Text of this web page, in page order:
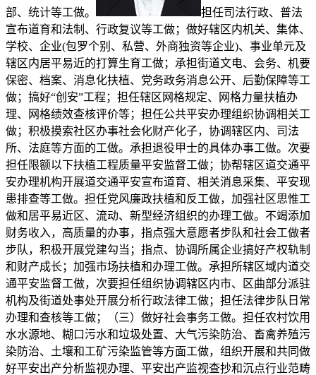
部、统计等工做。
担任司法行政、普法
宣布道育和法制、行政复议等工做；做好辖区内机关、集体、
学校、企业(包罗个别、私营、外商独资等企业)、事业单元及
辖区内居平易近的打算生育工做；承担街道文电、会务、机要
保密、档案、消息化扶植、党务政务消息公开、后勤保障等工
做；搞好“创安”工程；担任辖区网格规定、网格力量扶植办
理、网格绩效查核评价等；担任公共平安办理组织协调相关工
做；积极摸索社区办事社会化财产化子，协调辖区内、司法
所、法庭等方面的工做。承担退役甲士的具体办事工做。次要
担任限额以下扶植工程质量平安监督工做；协帮辖区道交通平
安办理机构开展道交通平安宣布道育、相关消息采集、平安现
患排查等工做。担任党风廉政扶植和反工做，加强社区思惟工
做和居平易近区、流动、新型经济组织的办理工做。不竭添加
财务收入，高质量的办事，指点强大意愿者步队和社会工做者
步队，积极开展党建勾当；指点、协调所属企业搞好产权轨制
和财产成长；加强市场扶植和办理工做。承担所辖区域内道交
通平安监督工做，次要担任组织协调辖区内市、区曲部分派驻
机构及街道处事处开展分析行政法律工做；担任法律步队日常
办理和查核等工做；（三）做好社会事务工做。担任农村饮用
水水源地、糊口污水和垃圾处置、大气污染防治、畜禽养殖污
染防治、土壤和工矿污染监管等方面工做，组织开展和共同做
好平安出产分析监视办理、平安出产监视查抄和沉点行业范畴